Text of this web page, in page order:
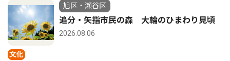
文化
旭区・瀬谷区
追分・矢指市民の森 大輪のひまわり見頃
2026.08.06